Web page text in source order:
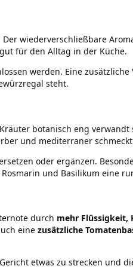
wiederverschließbare
für den Alltag in der Küche.
werden. Eine zusätzliche
steht.
botanisch eng
und mediterraner
oder ergänzen.
und Basilikum eine
durch mehr Flüssigkeit,
eine zusätzliche
etwas zu strecken und